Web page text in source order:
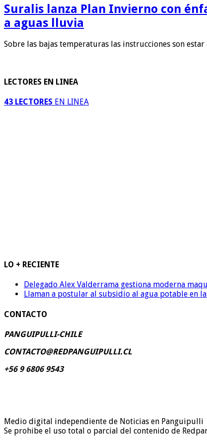
Suralis lanza Plan Invierno con
a aguas lluvia
Sobre las bajas temperaturas las instrucciones son
LECTORES EN LINEA
43 LECTORES EN LINEA
LO + RECIENTE
Delegado Alex Valderrama gestiona moderna
Llaman a postular al subsidio al agua potable en
CONTACTO
PANGUIPULLI-CHILE
CONTACTO@REDPANGUIPULLI.CL
+56 9 6806 9543
Medio digital independiente de Noticias en Panguipulli
Se prohibe el uso total o parcial del contenido de